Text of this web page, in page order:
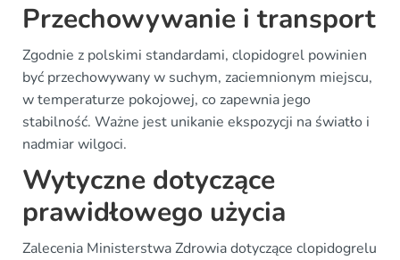
Przechowywanie i transport
Zgodnie z polskimi standardami, clopidogrel powinien
być przechowywany w suchym, zaciemnionym miejscu,
w temperaturze pokojowej, co zapewnia jego
stabilność. Ważne jest unikanie ekspozycji na światło i
nadmiar wilgoci.
Wytyczne dotyczące
prawidłowego użycia
Zalecenia Ministerstwa Zdrowia dotyczące clopidogrelu